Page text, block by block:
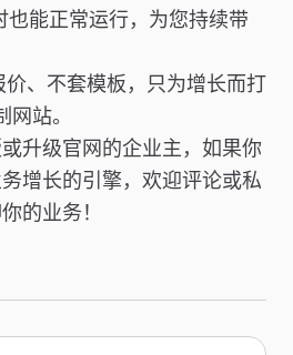
也能正常运行，为您持续带
、不套模板，只为增长而打
站。
升级官网的企业主，如果你
增长的引擎，欢迎评论或私
的业务！